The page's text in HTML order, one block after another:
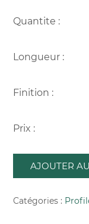
Quantite :
Longueur :
Finition :
Prix :
AJOUTER
Catégories :